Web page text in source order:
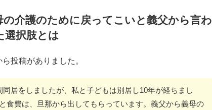
の介護のために戻ってこいと義父から言わ
選択肢とは
投稿がありました。
同居をしましたが、私と子どもは別居し10年が経ちまし
食費は、旦那から出してもらっています。義父から義母の